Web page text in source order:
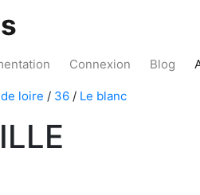
Connexion Blog
loire / 36 / Le blanc